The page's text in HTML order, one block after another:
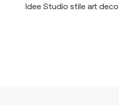
Idee Studio stile art deco